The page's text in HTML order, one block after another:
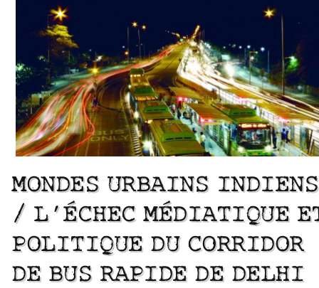
MONDES URBAINS INDIENS
/ L’ÉCHEC MÉDIATIQUE
POLITIQUE DU CORRIDOR
DE BUS RAPIDE DE